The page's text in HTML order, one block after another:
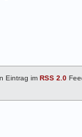
Eintrag im RSS 2.0